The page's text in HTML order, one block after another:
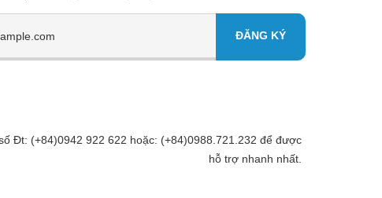
Đt: (+84)0942 922 622 hoặc: (+84)0988.721.232 để được
hỗ trợ nhanh nhất.